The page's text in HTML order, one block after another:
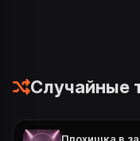
Случайные
Плохишка в